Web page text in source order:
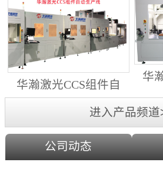
华瀚激光CCS组件自
动生产线（横向线）
华
（
进入产品频道
公司动态